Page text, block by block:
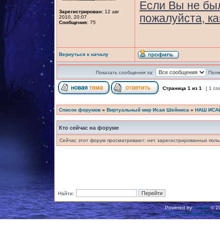
Зарегистрирован: 12 авг
2010, 20:07
Сообщения: 75
Если Вы не
пожалуйста,
Вернуться к началу
Показать сообщения за:
Страница 1 из 1 [ 1
Список форумов » Виртуальный мир Исая Шейниса » НАШ
Кто сейчас на форуме
Сейчас этот форум просматривают: нет зарегистрированных
Найти:
Powered byphpBB©
Русская поддержка